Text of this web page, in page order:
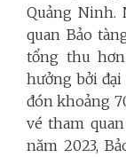
Quảng Ninh.
quan Bảo
tổng thu
hưởng bởi đại
đón khoảng
vé tham
năm 2023,